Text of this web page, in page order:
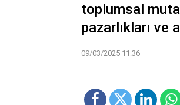
toplumsal
pazarlıkları ve
09/03/2025 11:36